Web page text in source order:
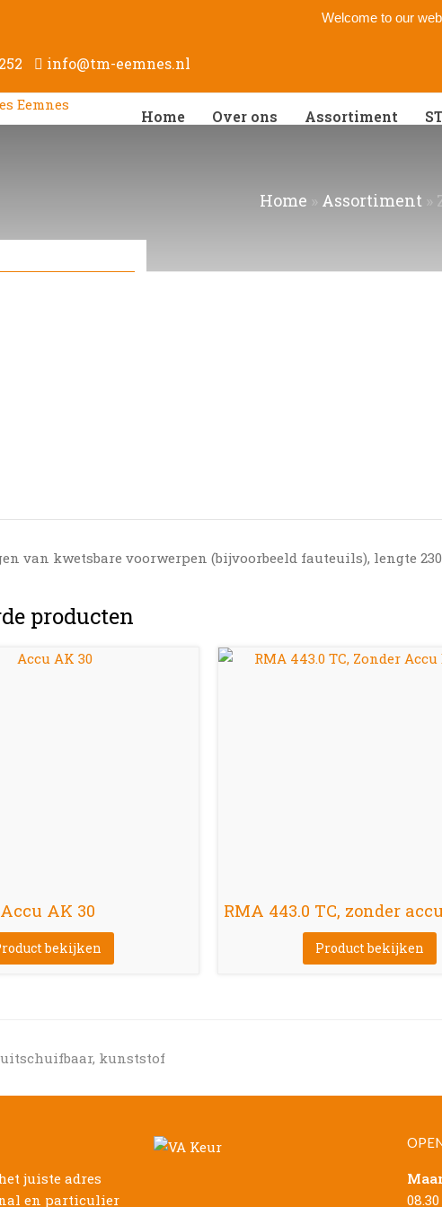
Welcome to our
info@tm-eemnes.nl
Home Over ons Assortiment
Home » Assortiment»
van kwetsbare voorwerpen (bijvoorbeeld fauteuils), lengte 230
producten
Accu AK 30
bekijken
RMA 443.0 TC, zonder
Product bekijken
kunststof
juiste adres
en particulier